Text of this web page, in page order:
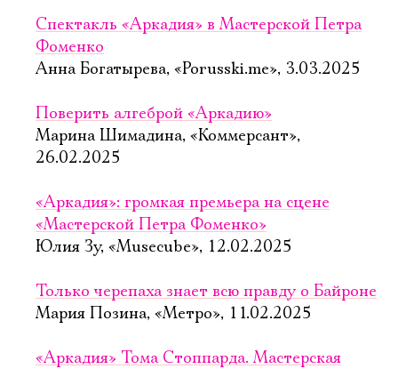
Спектакль «Аркадия» в Мастерской Петра
Фоменко
Анна Богатырева, «Porusski.me», 3.03.2025
Поверить алгеброй «Аркадию»
Марина Шимадина, «Коммерсант»,
26.02.2025
«Аркадия»: громкая премьера на сцене
«Мастерской Петра Фоменко»
Юлия Зу, «Musecube», 12.02.2025
Только черепаха знает всю правду о Байроне
Мария Позина, «Метро», 11.02.2025
«Аркадия» Тома Стоппарда. Мастерская